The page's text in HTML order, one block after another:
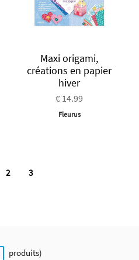
Maxi origami,
créations en papier
hiver
€ 14.99
Fleurus
2 3
produits)